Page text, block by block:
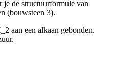
je de structuurformule van
(bouwsteen 3).
aan een alkaan gebonden.